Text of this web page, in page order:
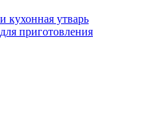
кухонная утварь
приготовления